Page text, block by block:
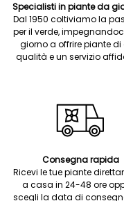
Specialisti in piante da
Dal 1950 coltiviamo la
per il verde,
giorno a offrire piante di
qualità e un servizio
Consegna rapida
Ricevi le tue piante
a casa in 24-48 ore
scegli la data di